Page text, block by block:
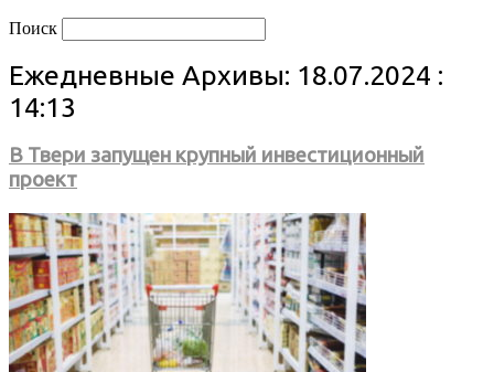
Поиск
Ежедневные Архивы: 18.07.2024 :
14:13
В Твери запущен крупный инвестиционный
проект